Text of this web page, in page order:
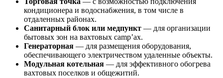
кондиционера и водоснабжения, в том числе в
отдаленных районах.
Санитарный блок или медпункт — для организации
бытовых зон на вахтовых camp’ах.
Генераторная — для размещения оборудования,
обеспечивающего электричеством удаленные объекты.
Модульная котельная — для эффективного обогрева
вахтовых поселков и общежитий.